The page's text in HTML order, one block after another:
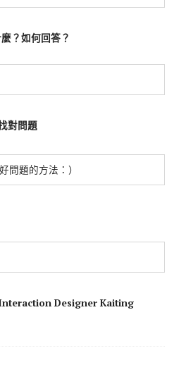
？如何回答？
對問題
問題的方法：）
Designer Kaiting